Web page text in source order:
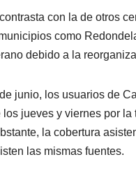
con la de otros
como
debido a la
junio, los usuarios de
los jueves y viernes por
la cobertura
las mismas fuentes.